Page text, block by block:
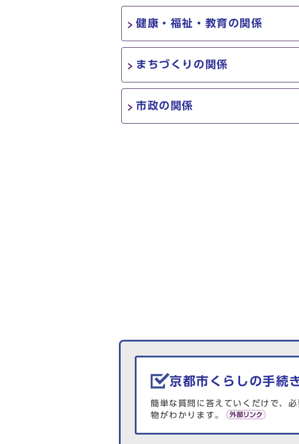
健康・福祉・教育の関係
まちづくりの関係
市政の関係
生活情報を探す
京都市くらしの手続
簡単な質問に答えていくだけで、
物がわかります。